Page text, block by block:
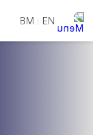
BM EN